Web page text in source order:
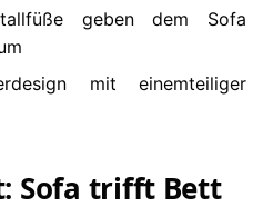
geben dem Sofa
mit einemteiliger
Sofa trifft Bett